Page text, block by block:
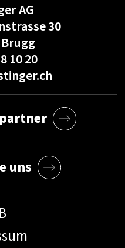
AG
30
10 20
uns